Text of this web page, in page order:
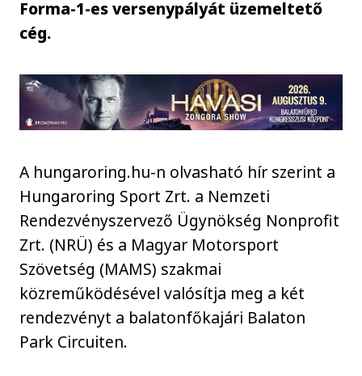
Forma-1-es versenypályát üzemeltető
cég.
A hungaroring.hu-n olvasható hír szerint a
Hungaroring Sport Zrt. a Nemzeti
Rendezvényszervező Ügynökség Nonprofit
Zrt. (NRÜ) és a Magyar Motorsport
Szövetség (MAMS) szakmai
közreműködésével valósítja meg a két
rendezvényt a balatonfőkajári Balaton
Park Circuiten.